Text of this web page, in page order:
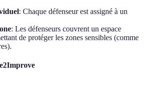
: Chaque défenseur est assigné à un
: Les défenseurs couvrent un espace
de protéger les zones sensibles (comme